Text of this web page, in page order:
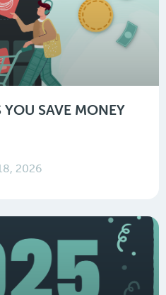
SAVE MONEY
2026